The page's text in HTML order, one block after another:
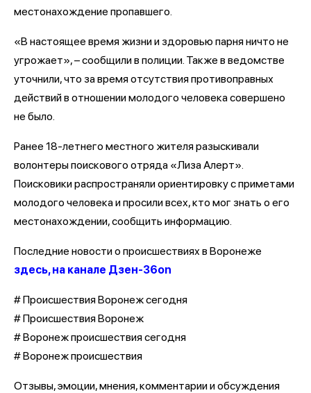
местонахождение пропавшего.
«В настоящее время жизни и здоровью парня ничто не
угрожает», – сообщили в полиции. Также в ведомстве
уточнили, что за время отсутствия противоправных
действий в отношении молодого человека совершено
не было.
Ранее 18-летнего местного жителя разыскивали
волонтеры поискового отряда «Лиза Алерт».
Поисковики распространяли ориентировку с приметами
молодого человека и просили всех, кто мог знать о его
местонахождении, сообщить информацию.
Последние новости о происшествиях в Воронеже
здесь, на канале Дзен-36on
# Происшествия Воронеж сегодня
# Происшествия Воронеж
# Воронеж происшествия сегодня
# Воронеж происшествия
Отзывы, эмоции, мнения, комментарии и обсуждения